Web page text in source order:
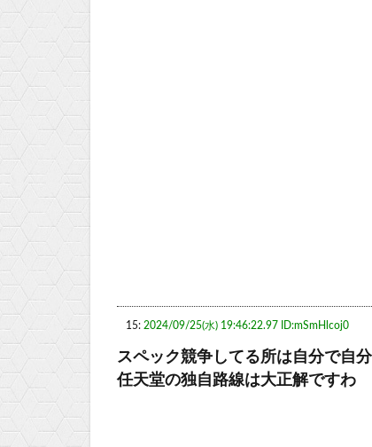
15: 2024/09/25(水) 19:46:22.97 ID:mSmHlcoj0
スペック競争してる所は自分で自
任天堂の独自路線は大正解ですわ